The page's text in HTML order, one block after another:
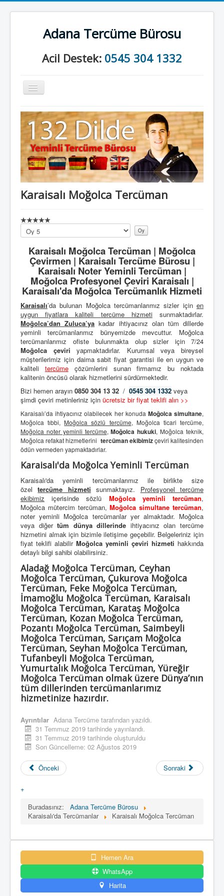
Adana Tercüme Bürosu
Acil Destek: 0545 304 1332
Gezinme
geçişini
Anasayfa
Kurumsal
Neler Yapıyoruz?
İletişim
Karaisalı Moğolca Tercüman
Lütfen
oylayın
Karaisalı Moğolca Tercüman | Moğolca
Çevirmen | Karaisalı Tercüme Bürosu |
Karaisalı Noter Yeminli Tercüman |
Moğolca Profesyonel Çeviri Karaisalı |
Karaisalı'da Moğolca Tercümanlık Hizmeti
Karaisalı’da bulunan Moğolca tercümanlarımız sizler için en
uygun fiyatlara kaliteli tercüme hizmetisunmaktadırlar.
Moğolca’dan Zuluca’ya kadar ihtiyacınız olan tüm dillerde
yeminli tercümanlarımız bünyemizde mevcuttur. Moğolca
tercümanlarımız ofiste bulunmakta olup sizler için 7/24
Moğolca çeviri yapmaktadırlar. Kurumsal veya bireysel
müşterilerimiz için daima sabit fiyat garantisi ile en uygun ve
kaliteli tercümeçözümlerini sunan firmamız bu noktada
kalitenin öncüsü olarak hizmetlerini sürdürmektedir.
Bizi hemen arayın 0850 304 13 32 / 0545 304 1332 veya
şimdi çeviri metinleriniz için ücretsiz bir fiyat teklifi alın >>
Karaisalı’da ihtiyacınız olabilecek her konuda Moğolca simultane,
Moğolca tıbbi, Moğolca sözlü tercüme, Moğolca ticari tercüme,
Moğolca noter yeminli tercüme,Moğolca hukuki, Moğolca teknik,
Moğolca refakat hizmetlerini tercüman ekibimizçeviri kalitesinden
ödün vermeden yapmaktadırlar.
Karaisalı'da Moğolca Yeminli Tercüman
Karaisalı'da yeminli tercümanlarımız ile birlikte size
özeltercüme hizmeti sunmaktayız. Profesyonel tercüme
ekibimiz içerisinde sözlü Moğolca yeminli tercüman,
Moğolca mütercim tercüman,Moğolca simultane tercüman,
noter yeminli Moğolca tercümanlar yer almaktadır. Moğolca
veya diğertüm dünya dillerinde ihtiyacınız olan tercüme
hizmetini almak için bizimle iletişime geçebilir. Belgeleriniz için
fiyat teklifi alabilir Moğolca yeminli çeviri hizmeti hakkında
detaylı bilgi sahibi olabilirsiniz.
Aladağ Moğolca Tercüman, Ceyhan
Moğolca Tercüman, Çukurova Moğolca
Tercüman, Feke Moğolca Tercüman,
İmamoğlu Moğolca Tercüman, Karaisalı
Moğolca Tercüman, Karataş Moğolca
Tercüman, Kozan Moğolca Tercüman,
Pozantı Moğolca Tercüman, Saimbeyli
Moğolca Tercüman, Sarıçam Moğolca
Tercüman, Seyhan Moğolca Tercüman,
Tufanbeyli Moğolca Tercüman,
Yumurtalık Moğolca Tercüman, Yüreğir
Moğolca Tercüman olmak üzere Dünya’nın
tüm dillerinden tercümanlarımız
hizmetinize hazırdır.
Ayrıntılar Adana Tercüme tarafından yazıldı.
31 Temmuz 2019 tarihinde yayınlandı.
31 Temmuz 2019 tarihinde oluşturuldu
Son Güncelleme: 02 Ağustos 2019
Önceki Sonraki
+
Buradasınız:
Adana Tercüme Bürosu
Karaisalı'da Tercümanlar
Karaisalı Moğolca Tercüman
Hemen Ara
WhatsApp
Harita